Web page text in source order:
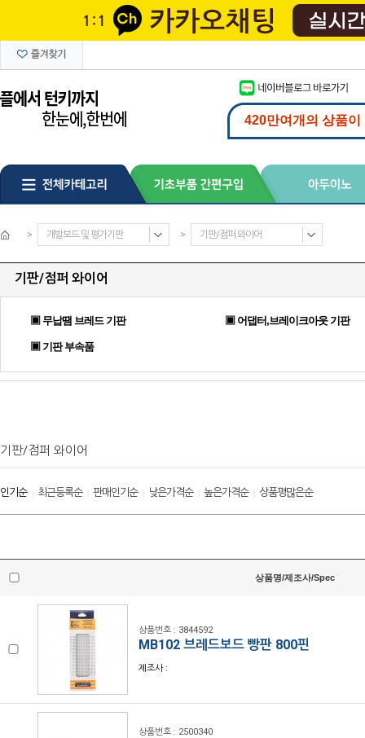
> 개발보드 및 평가기판 > 기판/점퍼 와이어
기판/점퍼 와이어
▣ 무납땜 브레드 기판 ▣ 어댑터,브레이크아웃 기판
▣ 기판 부속품
기판/점퍼 와이어
인기순| 최근등록순| 판매인기순| 낮은가격순| 높은가격순| 상품평많은순
상품명/제조사/Spec
상품번호 : 3844592
MB102 브레드보드 빵판 800핀
제조사 :
상품번호 : 2500340